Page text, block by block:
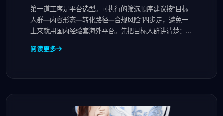
第一道工序是平台选型。可执行的筛选顺序建议按“目标
人群—内容形态—转化路径—合规风险”四步走，避免一
上来就用国内经验套海外平台。先把目标人群讲清楚：面
阅读更多